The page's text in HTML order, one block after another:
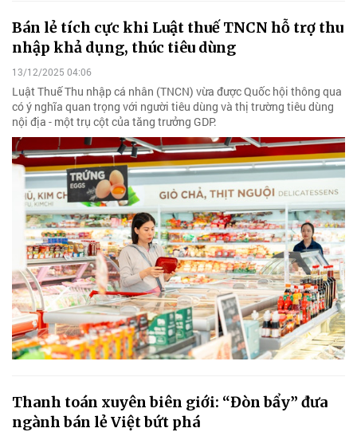
Bán lẻ tích cực khi Luật thuế TNCN hỗ trợ thu
nhập khả dụng, thúc tiêu dùng
13/12/2025 04:06
Luật Thuế Thu nhập cá nhân (TNCN) vừa được Quốc hội thông qua
có ý nghĩa quan trọng với người tiêu dùng và thị trường tiêu dùng
nội địa - một trụ cột của tăng trưởng GDP.
Thanh toán xuyên biên giới: “Đòn bẩy” đưa
ngành bán lẻ Việt bứt phá